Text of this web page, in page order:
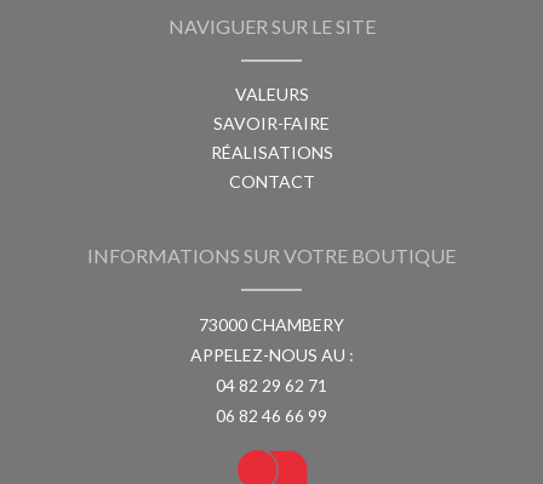
NAVIGUER SUR LE SITE
VALEURS
SAVOIR-FAIRE
RÉALISATIONS
CONTACT
INFORMATIONS SUR VOTRE BOUTIQUE
73000 CHAMBERY
APPELEZ-NOUS AU :
04 82 29 62 71
06 82 46 66 99